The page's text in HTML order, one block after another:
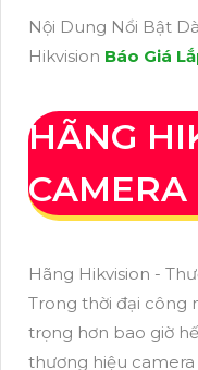
Nội Dung Nổi Bật
Hikvision Báo Giá
HÃNG
Hãng Hikvision -
Trong thời đại công
trọng hơn bao giờ
thương hiệu